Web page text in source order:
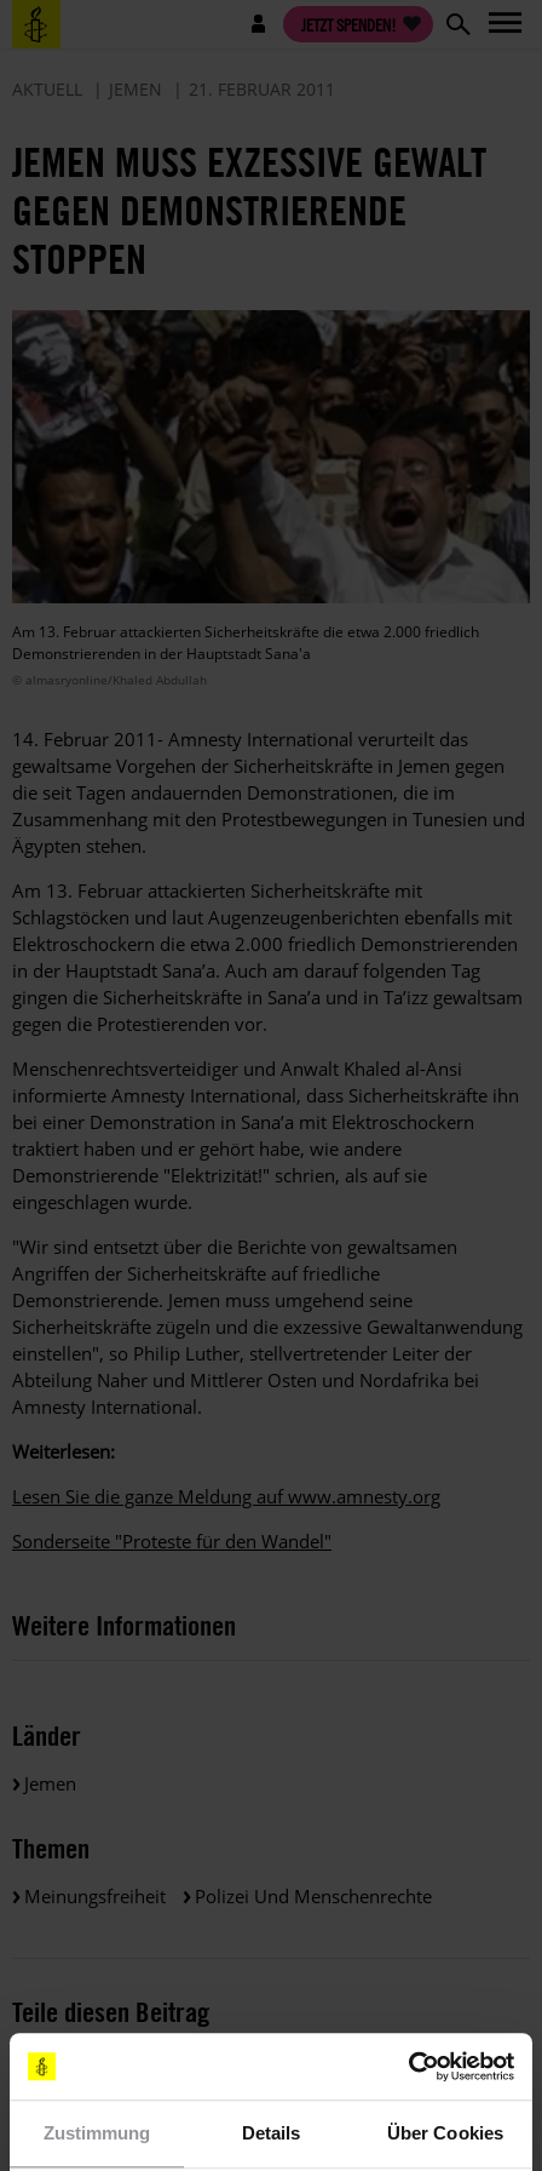
Zustimmung Details Über Cookies
Direkt
zum
Benutzermenü JETZT SPENDEN!
AKTUELL JEMEN 21. FEBRUAR 2011
JEMEN MUSS EXZESSIVE GEWALT
GEGEN DEMONSTRIERENDE
STOPPEN
Am 13. Februar attackierten Sicherheitskräfte die etwa 2.000 friedlich
Demonstrierenden in der Hauptstadt Sana'a
© almasryonline/Khaled Abdullah
14. Februar 2011- Amnesty International verurteilt das
gewaltsame Vorgehen der Sicherheitskräfte in Jemen gegen
die seit Tagen andauernden Demonstrationen, die im
Zusammenhang mit den Protestbewegungen in Tunesien und
Ägypten stehen.
Am 13. Februar attackierten Sicherheitskräfte mit
Schlagstöcken und laut Augenzeugenberichten ebenfalls mit
Elektroschockern die etwa 2.000 friedlich Demonstrierenden
in der Hauptstadt Sana’a. Auch am darauf folgenden Tag
gingen die Sicherheitskräfte in Sana’a und in Ta’izz gewaltsam
gegen die Protestierenden vor.
Menschenrechtsverteidiger und Anwalt Khaled al-Ansi
informierte Amnesty International, dass Sicherheitskräfte ihn
bei einer Demonstration in Sana’a mit Elektroschockern
traktiert haben und er gehört habe, wie andere
Demonstrierende "Elektrizität!" schrien, als auf sie
eingeschlagen wurde.
"Wir sind entsetzt über die Berichte von gewaltsamen
Angriffen der Sicherheitskräfte auf friedliche
Demonstrierende. Jemen muss umgehend seine
Sicherheitskräfte zügeln und die exzessive Gewaltanwendung
einstellen", so Philip Luther, stellvertretender Leiter der
Abteilung Naher und Mittlerer Osten und Nordafrika bei
Amnesty International.
Weiterlesen:
Lesen Sie die ganze Meldung auf www.amnesty.org
Sonderseite "Proteste für den Wandel"
Weitere Informationen
Länder
Jemen
Themen
Meinungsfreiheit Polizei Und Menschenrechte
Teile diesen Beitrag